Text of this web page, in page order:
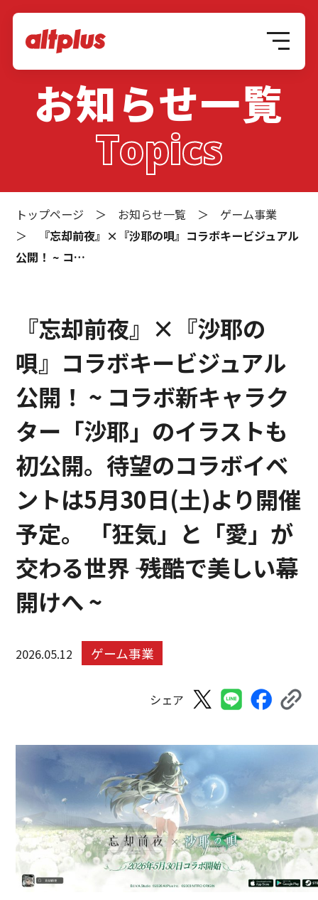
お知らせ一覧
Topics
トップページ ＞ お知らせ一覧 ＞ ゲーム事業
＞
『忘却前夜』×『沙耶の唄』コラボキービジュアル
公開！ ~ コ…
『忘却前夜』×『沙耶の
唄』コラボキービジュアル
公開！ ~ コラボ新キャラク
ター「沙耶」のイラストも
初公開。待望のコラボイベ
ントは5月30日(土)より開催
予定。 「狂気」と「愛」が
交わる世界 ―― 残酷で美しい幕
開けへ ~
2026.05.12 ゲーム事業
シェア